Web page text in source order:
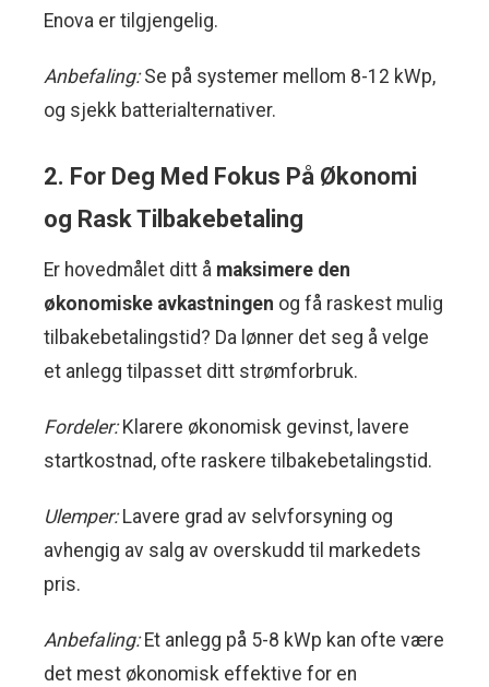
Enova er tilgjengelig.
Anbefaling:Se på systemer mellom 8-12 kWp,
og sjekk batterialternativer.
2. For Deg Med Fokus På Økonomi
og Rask Tilbakebetaling
Er hovedmålet ditt å maksimere den
økonomiske avkastningen og få raskest mulig
tilbakebetalingstid? Da lønner det seg å velge
et anlegg tilpasset ditt strømforbruk.
Fordeler:Klarere økonomisk gevinst, lavere
startkostnad, ofte raskere tilbakebetalingstid.
Ulemper:Lavere grad av selvforsyning og
avhengig av salg av overskudd til markedets
pris.
Anbefaling:Et anlegg på 5-8 kWp kan ofte være
det mest økonomisk effektive for en